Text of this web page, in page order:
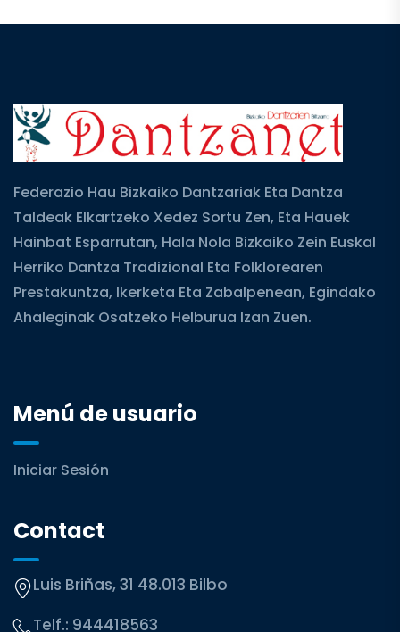
Federazio Hau Bizkaiko Dantzariak Eta Dantza
Taldeak Elkartzeko Xedez Sortu Zen, Eta Hauek
Hainbat Esparrutan, Hala Nola Bizkaiko Zein Euskal
Herriko Dantza Tradizional Eta Folklorearen
Prestakuntza, Ikerketa Eta Zabalpenean, Egindako
Ahaleginak Osatzeko Helburua Izan Zuen.
Menú de usuario
Iniciar Sesión
Contact
Luis Briñas, 31 48.013 Bilbo
Telf.: 944418563